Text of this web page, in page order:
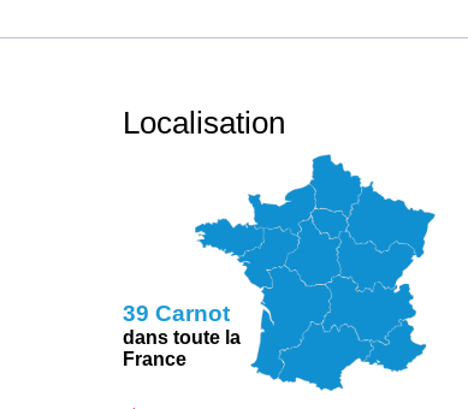
Localisation
39 Carnot
dans toute la
France